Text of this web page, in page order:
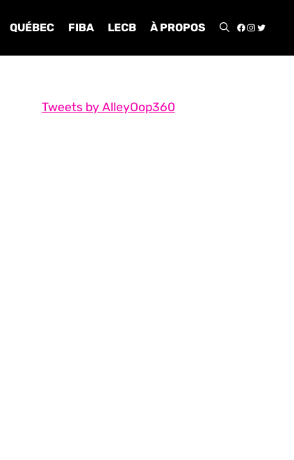
QUÉBEC FIBA LECB À PROPOS
Tweets by AlleyOop360